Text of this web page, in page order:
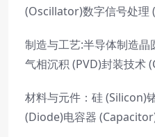
(Oscillator)数字信号处理
制造与工艺:半导体制造
气相沉积 (PVD)封装技术
材料与元件：硅 (Silicon)
(Diode)电容器